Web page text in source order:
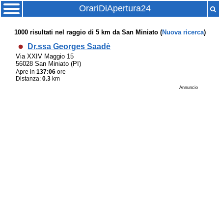
OrariDiApertura24
1000 risultati nel raggio di 5 km da San Miniato (Nuova ricerca)
Dr.ssa Georges Saadè
Via XXIV Maggio 15
56028 San Miniato (PI)
Apre in137:06 ore
Distanza:0.3 km
Annuncio